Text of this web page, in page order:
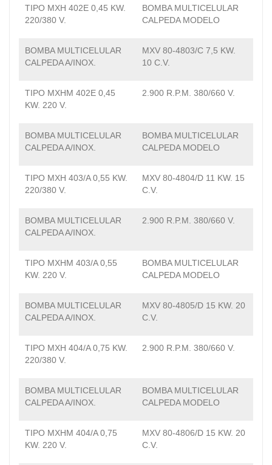
TIPO MXH 402E 0,45 KW.
220/380 V.
BOMBA MULTICELULAR
CALPEDA MODELO
BOMBA MULTICELULAR
CALPEDA A/INOX.
MXV 80-4803/C 7,5 KW.
10 C.V.
TIPO MXHM 402E 0,45
KW. 220 V.
2.900 R.P.M. 380/660 V.
BOMBA MULTICELULAR
CALPEDA A/INOX.
BOMBA MULTICELULAR
CALPEDA MODELO
TIPO MXH 403/A 0,55 KW.
220/380 V.
MXV 80-4804/D 11 KW. 15
C.V.
BOMBA MULTICELULAR
CALPEDA A/INOX.
2.900 R.P.M. 380/660 V.
TIPO MXHM 403/A 0,55
KW. 220 V.
BOMBA MULTICELULAR
CALPEDA MODELO
BOMBA MULTICELULAR
CALPEDA A/INOX.
MXV 80-4805/D 15 KW. 20
C.V.
TIPO MXH 404/A 0,75 KW.
220/380 V.
2.900 R.P.M. 380/660 V.
BOMBA MULTICELULAR
CALPEDA A/INOX.
BOMBA MULTICELULAR
CALPEDA MODELO
TIPO MXHM 404/A 0,75
KW. 220 V.
MXV 80-4806/D 15 KW. 20
C.V.